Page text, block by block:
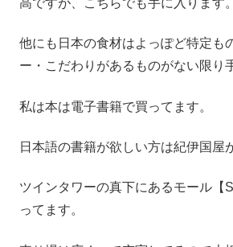
他にも日本の食材はよっぽど特定も
ー・こだわりがあるものがない限り
私は本は電子書籍で買ってます。
日本語の書籍が欲しい方は紀伊国屋
ツインタワーの真下にあるモール【
ってます。